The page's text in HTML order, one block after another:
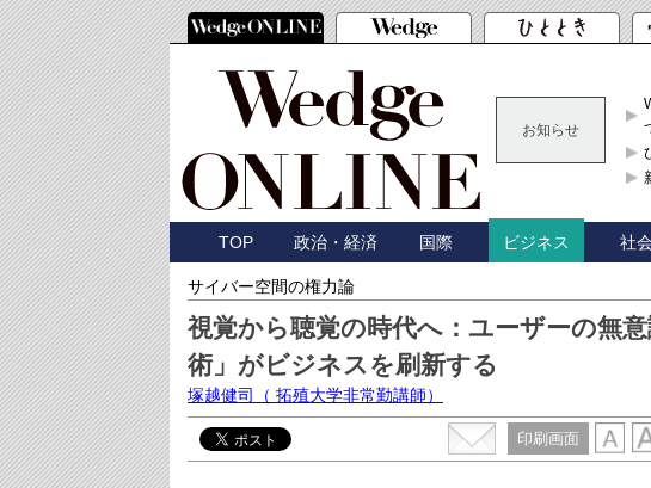
お知らせ
TOP 政治・経済 国際 ビジネス 社
サイバー空間の権力論
視覚から聴覚の時代へ：ユーザーの無
術」がビジネスを刷新する
塚越健司 （ 拓殖大学非常勤講師）
印刷画面